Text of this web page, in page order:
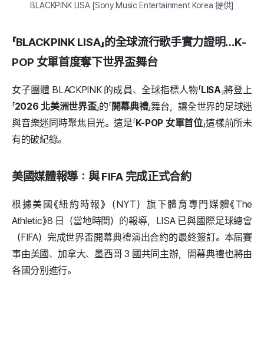
BLACKPINK LISA [Sony Music Entertainment Korea 提供]
「BLACKPINK LISA」的全球流行歌手實力證明…K-
POP 女單首度奪下世界盃舞台
女子團體 BLACKPINK 的成員、全球指標人物「LISA」將登上
「2026 北美洲世界盃」的「開幕典禮」舞台，讓全世界的足球迷
與音樂迷同時聚焦目光。這是「K-POP 女單首位」這樣前所未
有的破紀錄。
美國媒體報導：與 FIFA 完成正式合約
根據美國《紐約時報》（NYT）旗下體育專門媒體《The
Athletic》8 日（當地時間）的報導，LISA 已與國際足球總會
（FIFA）完成世界盃開幕典禮演出合約的最終簽訂。本屆賽
事由美國、加拿大、墨西哥 3 國共同主辦，開幕典禮也將由
各國分別進行。